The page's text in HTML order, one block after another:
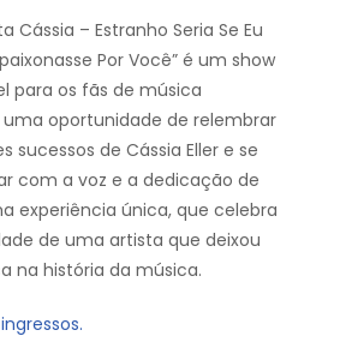
Cássia – Estranho Seria Se Eu
Por Você” é um show
para os fãs de música
uma oportunidade de relembrar
sucessos de Cássia Eller e se
com a voz e a dedicação de
experiência única, que celebra
de uma artista que deixou
na história da música.